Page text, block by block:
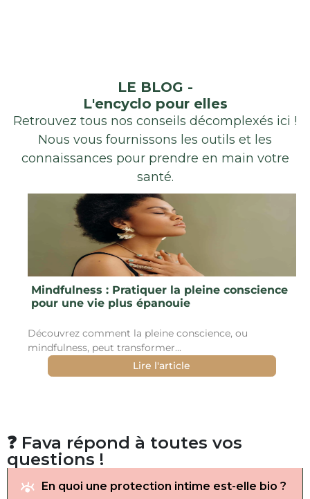
LE BLOG -
L'encyclo pour elles
Retrouvez tous nos conseils décomplexés ici !
Nous vous fournissons les outils et les
connaissances pour prendre en main votre
santé.
Mindfulness : Pratiquer la pleine conscience
pour une vie plus épanouie
Découvrez comment la pleine conscience, ou
mindfulness, peut transformer...
Lire l'article
❓ Fava répond à toutes vos
questions !
En quoi une protection intime est-elle bio ?